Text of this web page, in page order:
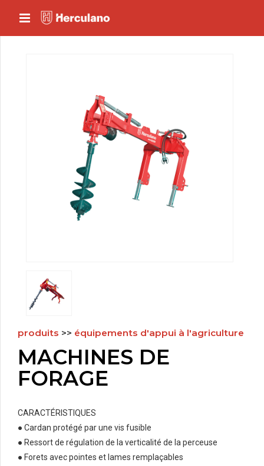
produits >> équipements d'appui à l'agriculture
MACHINES DE
FORAGE
CARACTÉRISTIQUES
● Cardan protégé par une vis fusible
● Ressort de régulation de la verticalité de la perceuse
● Forets avec pointes et lames remplaçables